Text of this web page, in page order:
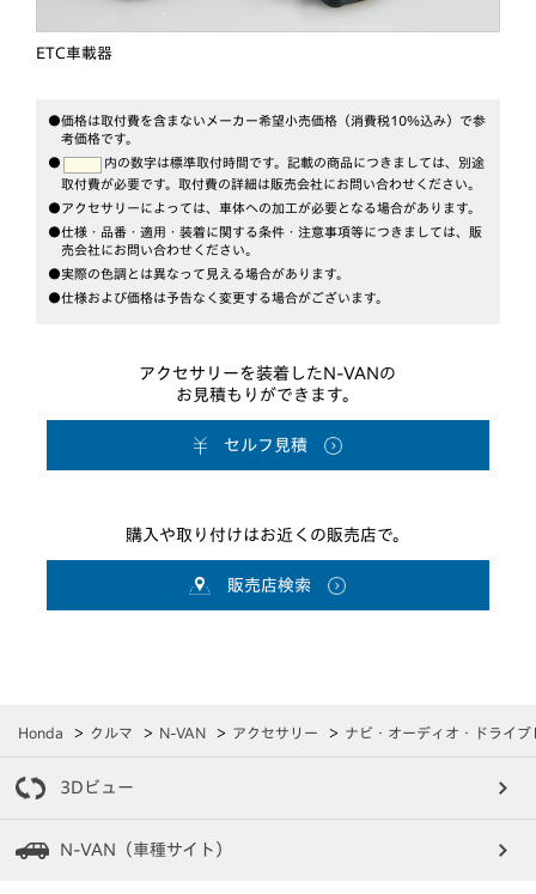
ETC車載器
●価格は取付費を含まないメーカー希望小売価格（消費税10％込み）で参
考価格です。
●
内の数字は標準取付時間です。記載の商品につきましては、別途
取付費が必要です。 取付費の詳細は販売会社にお問い合わせください。
●アクセサリーによっては、車体への加工が必要となる場合があります。
●仕様・品番・適用・装着に関する条件・注意事項等につきましては、販
売会社にお問い合わせください。
●実際の色調とは異なって見える場合があります。
●仕様および価格は予告なく変更する場合がございます。
アクセサリーを装着したN-VANの
お見積もりができます。
セルフ見積
購入や取り付けはお近くの販売店で。
販売店検索
Honda クルマ N-VAN アクセサリー ナビ・オーディオ・ドライブ
3Dビュー
N-VAN（車種サイト）